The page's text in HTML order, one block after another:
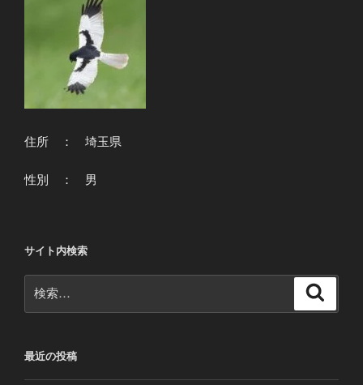
住所 ： 埼玉県
性別 ： 男
サイト内検索
索:
最近の投稿